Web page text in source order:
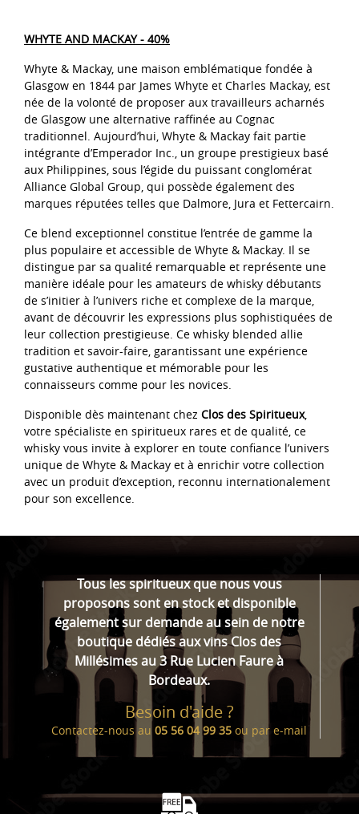
WHYTE AND MACKAY - 40%
Whyte & Mackay, une maison emblématique fondée à
Glasgow en 1844 par James Whyte et Charles Mackay, est
née de la volonté de proposer aux travailleurs acharnés
de Glasgow une alternative raffinée au Cognac
traditionnel. Aujourd’hui, Whyte & Mackay fait partie
intégrante d’Emperador Inc., un groupe prestigieux basé
aux Philippines, sous l’égide du puissant conglomérat
Alliance Global Group, qui possède également des
marques réputées telles que Dalmore, Jura et Fettercairn.
Ce blend exceptionnel constitue l’entrée de gamme la
plus populaire et accessible de Whyte & Mackay. Il se
distingue par sa qualité remarquable et représente une
manière idéale pour les amateurs de whisky débutants
de s’initier à l’univers riche et complexe de la marque,
avant de découvrir les expressions plus sophistiquées de
leur collection prestigieuse. Ce whisky blended allie
tradition et savoir-faire, garantissant une expérience
gustative authentique et mémorable pour les
connaisseurs comme pour les novices.
Disponible dès maintenant chez Clos des Spiritueux,
votre spécialiste en spiritueux rares et de qualité, ce
whisky vous invite à explorer en toute confiance l’univers
unique de Whyte & Mackay et à enrichir votre collection
avec un produit d’exception, reconnu internationalement
pour son excellence.
Tous les spiritueux que nous vous
proposons sont en stock et disponible
également sur demande au sein de notre
boutique dédiés aux vins Clos des
Millésimes au 3 Rue Lucien Faure à
Bordeaux.
Besoin d'aide ?
Contactez-nous au 05 56 04 99 35 ou par e-mail